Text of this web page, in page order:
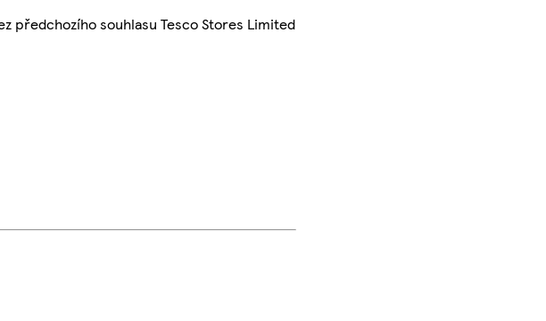
předchozího souhlasu Tesco Stores Limited